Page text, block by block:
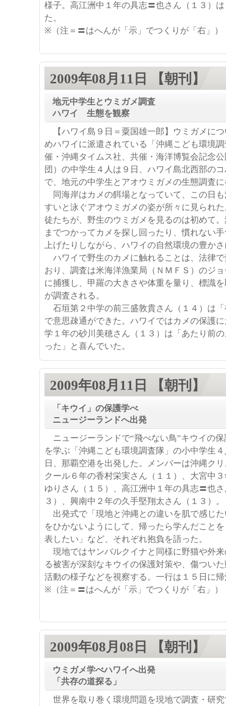
様子。高江洲中１年の具志〓也さん（１３）
た。
※（注＝〓はへんが「示」でつくりが「右」）
2009年08月11日 【朝刊】
地元中学生とウミガメ調査
ハワイ 生態を観察
【ハワイ島９日＝粟国雄一郎】ウミガメにつ
めハワイに派遣されている「沖縄こども環境
催・沖縄タイムス社、共催・海洋博覧会記念
団）の中学生４人は９日、ハワイ島北西部の
で、地元の中学生とアオウミガメの生態調査
同海岸はカメの餌場となっていて、この日も
すいと泳ぐアオウミガメの姿が所々に見られ
徒たちが、野生のウミガメを見るのは初めて
までつかってカメを探し回ったり、慣れない
上げたりしながら、ハワイの自然環境の豊か
ハワイで野生のカメに触れることは、法律で
おり、調査は米海洋漁業局（ＮＭＦＳ）のジ
に捕獲し、甲羅の大きさや体重を量り、標識
が調査される。
石垣第２中学の前三盛敦貴さん（１４）は
で意思疎通ができた。ハワイではカメの保護
学１年の砂川美穂さん（１３）は「あたり前
った」と喜んでいた。
2009年08月11日 【朝刊】
「キウイ」の保護学べ
ニュージーランドへ出発
ニュージーランドで“飛べない鳥”キウイの保
を学ぶ「沖縄こども環境調査隊」の小中学生
日、那覇空港を出発した。メンバーは沖縄ク
クール６年の香村栄実さん（１１）、大宮中
ゆりさん（１５）、高江洲中１年の具志〓也
３）、興南中２年の久手堅翔太さん（１３）。
出発式で「現地と沖縄との違いを肌で感じた
をひかないようにして、帰ったら学んだこと
表したい」など、それぞれ抱負を語った。
現地ではヤンバルクイナと同様に野猫や外来
る被害が深刻なキウイの保護対策や、傷つい
活動の様子などを視察する。一行は１５日に
※（注＝〓はへんが「示」でつくりが「右」）
2009年08月08日 【朝刊】
ウミガメ学べハワイへ出発
「共存の道探る」
世界を取り巻く環境問題を現地で調査・研究